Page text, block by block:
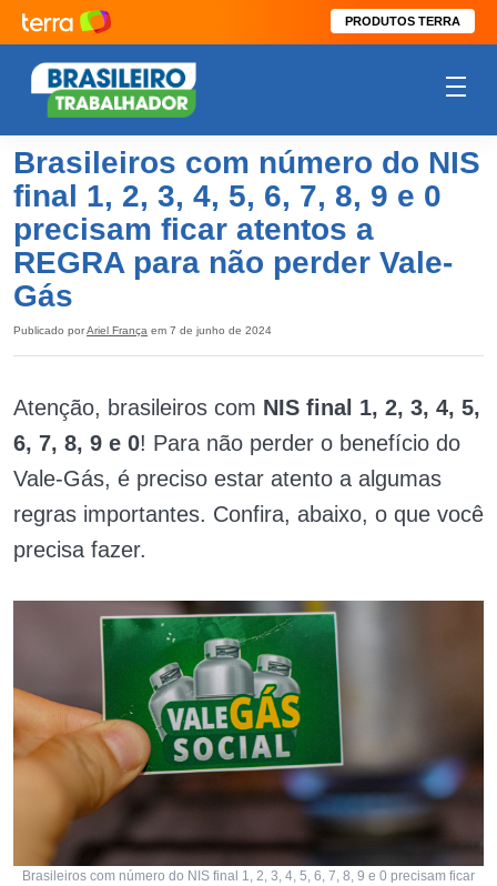
PRODUTOS TERRA
Brasileiros com número do NIS
final 1, 2, 3, 4, 5, 6, 7, 8, 9 e 0
precisam ficar atentos a
REGRA para não perder Vale-
Gás
Publicado porAriel França em 7 de junho de 2024
Atenção, brasileiros com NIS final 1, 2, 3, 4, 5,
6, 7, 8, 9 e 0! Para não perder o benefício do
Vale-Gás, é preciso estar atento a algumas
regras importantes. Confira, abaixo, o que você
precisa fazer.
Brasileiros com número do NIS final 1, 2, 3, 4, 5, 6, 7, 8, 9 e 0 precisam ficar